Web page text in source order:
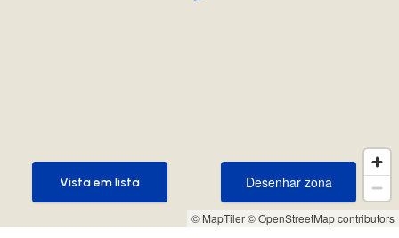
© MapTiler© OpenStreetMap contributors
Desenhar zona
Desenhar zona
Vista em lista
Vista em lista